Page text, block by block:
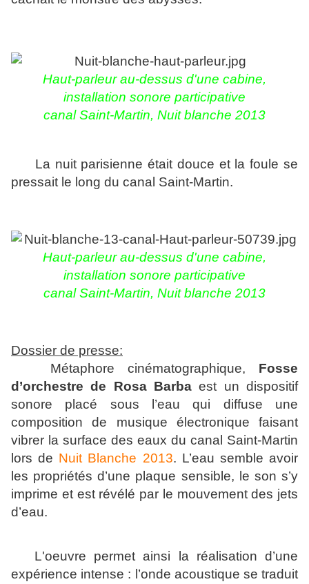
Haut-parleur au-dessus d'une cabine,
installation sonore participative
canal Saint-Martin, Nuit blanche 2013
La nuit parisienne était douce et la foule se
pressait le long du canal Saint-Martin.
Haut-parleur au-dessus d'une cabine,
installation sonore participative
canal Saint-Martin, Nuit blanche 2013
Dossier de presse:
Métaphore cinématographique, Fosse
d’orchestre de Rosa Barba est un dispositif
sonore placé sous l’eau qui diffuse une
composition de musique électronique faisant
vibrer la surface des eaux du canal Saint-Martin
lors de Nuit Blanche 2013. L’eau semble avoir
les propriétés d’une plaque sensible, le son s’y
imprime et est révélé par le mouvement des jets
d’eau.
L'oeuvre permet ainsi la réalisation d’une
expérience intense : l’onde acoustique se traduit